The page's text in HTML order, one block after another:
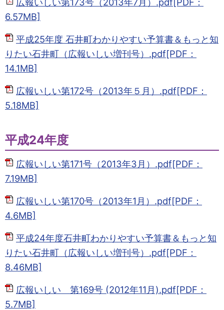
6.57MB]
平成25年度 石井町わかりやすい予算書＆もっと知
りたい石井町（広報いしい増刊号）.pdf[PDF：
14.1MB]
広報いしい第172号（2013年５月）.pdf[PDF：
5.18MB]
平成24年度
広報いしい第171号（2013年3月）.pdf[PDF：
7.19MB]
広報いしい第170号（2013年1月）.pdf[PDF：
4.6MB]
平成24年度石井町わかりやすい予算書＆もっと知
りたい石井町（広報いしい増刊号）.pdf[PDF：
8.46MB]
広報いしい 第169号 (2012年11月).pdf[PDF：
5.7MB]